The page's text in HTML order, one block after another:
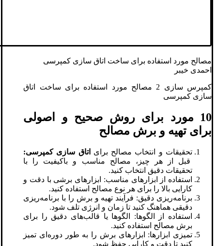
مصالح مورد استفاده برای ساخت اتاق سازی کمپرسی
احمدی خیبر
کمپرس سازی 2 مصالح مورد استفاده برای ساخت اتاق
سازی کمپرسی
10 مورد برای روش صحیح و اصولی
برای تهیه و برش مصالح
تحقیقات و انتخاب مصالح برای اتاق سازی کمپرسی:
قبل از هر چیز، مصالح مناسب و باکیفیت را با
تحقیقات دقیق انتخاب کنید.
استفاده از ابزارهای مناسب: ابزارهای برشی با دقت و
کارایی بالا را برای هر نوع مصالح استفاده کنید.
برنامه‌ریزی دقیق: فرآیند تهیه و برش را با برنامه‌ریزی
دقیقی هماهنگ کنید تا زمان و انرژی تلف شود.
استفاده از الگوها: الگوها یا قالب‌های دقیق را برای
برش مصالح استفاده کنید.
تمیزی ابزارها: ابزارهای برش را به طور دوره‌ای تمیز
کنید تا دقت و کارایی حفظ شود.